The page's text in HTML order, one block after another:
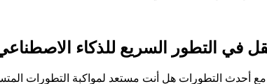
في التطور السريع للذكاء